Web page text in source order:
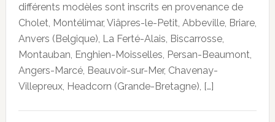
différents modèles sont inscrits en provenance de
Cholet, Montélimar, Viâpres-le-Petit, Abbeville, Briare,
Anvers (Belgique), La Ferté-Alais, Biscarrosse,
Montauban, Enghien-Moisselles, Persan-Beaumont,
Angers-Marcé, Beauvoir-sur-Mer, Chavenay-
Villepreux, Headcorn (Grande-Bretagne), […]